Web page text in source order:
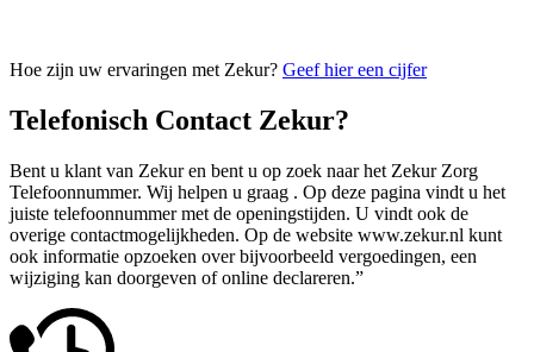
Hoe zijn uw ervaringen met Zekur? Geef hier een cijfer
Telefonisch Contact Zekur?
Bent u klant van Zekur en bent u op zoek naar het Zekur Zorg
Telefoonnummer. Wij helpen u graag . Op deze pagina vindt u het
juiste telefoonnummer met de openingstijden. U vindt ook de
overige contactmogelijkheden. Op de website www.zekur.nl kunt
ook informatie opzoeken over bijvoorbeeld vergoedingen, een
wijziging kan doorgeven of online declareren.”